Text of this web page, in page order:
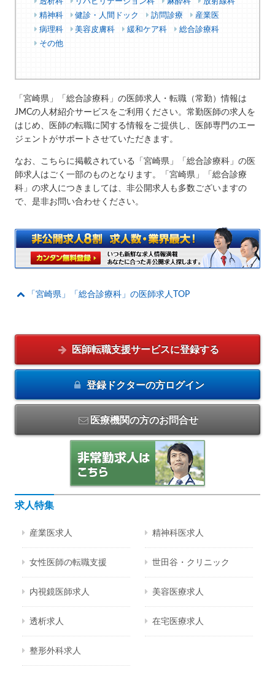
透析科 リハビリテーション科 麻酔科
放射線科
精神科
健診・人間ドック 訪問診療
産業医
病理科
美容皮膚科 緩和ケア科
総合診療科
その他
「宮崎県」「総合診療科」の医師求人・転職（常勤）情報は
JMCの人材紹介サービスをご利用ください。常勤医師の求人を
はじめ、医師の転職に関する情報をご提供し、医師専門のエー
ジェントがサポートさせていただきます。
なお、こちらに掲載されている「宮崎県」「総合診療科」の医
師求人はごく一部のものとなります。「宮崎県」「総合診療
科」の求人につきましては、非公開求人も多数ございますの
で、是非お問い合わせください。
「宮崎県」「総合診療科」の医師求人TOP
医師転職支援サービスに登録する
登録ドクターの方ログイン
医療機関の方のお問合せ
求人特集
産業医求人 精神科医求人
女性医師の転職支援 世田谷・クリニック
内視鏡医師求人 美容医療求人
透析求人 在宅医療求人
整形外科求人